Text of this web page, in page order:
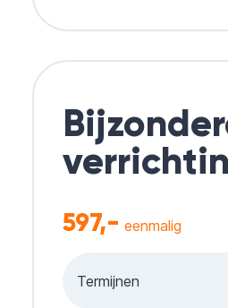
597,- eenmalig
Termijnen